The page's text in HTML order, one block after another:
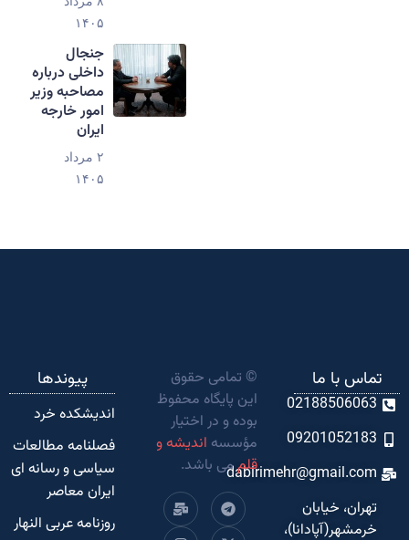
۱۴۰۵
جنجال
داخلی درباره
مصاحبه وزیر
امور خارجه
ایران
۲ مرداد
۱۴۰۵
تماس با ما
02188506063
09201052183
dabirimehr@gmail.com
تهران، خیابان
خرمشهر(آپادانا)،
© تمامی حقوق
این پایگاه محفوظ
بوده و در اختیار
مؤسسه اندیشه و
قلممی باشد.
پیوندها
اندیشکده‌ خرد
فصلنامه مطالعات
سیاسی و رسانه ای
ایران معاصر
روزنامه عربی النهار